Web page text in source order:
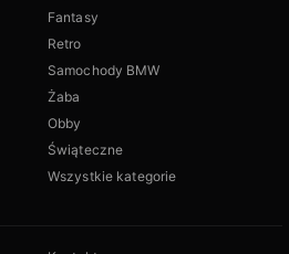
Fantasy
Retro
Samochody BMW
Żaba
Obby
Świąteczne
Wszystkie kategorie